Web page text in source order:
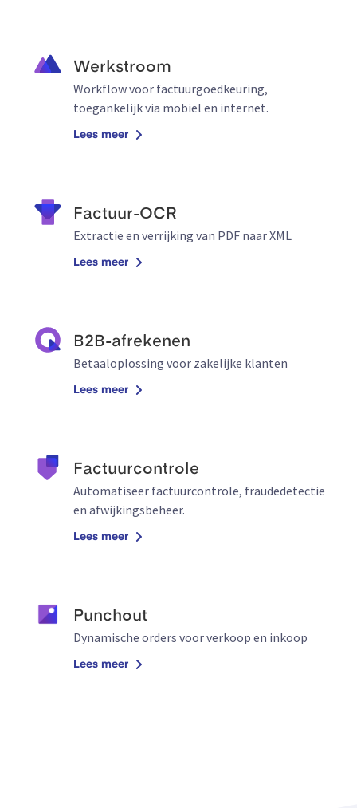
Werkstroom
Workflow voor factuurgoedkeuring,
toegankelijk via mobiel en internet.
Lees meer
Factuur-OCR
Extractie en verrijking van PDF naar XML
Lees meer
B2B-afrekenen
Betaaloplossing voor zakelijke klanten
Lees meer
Factuurcontrole
Automatiseer factuurcontrole, fraudedetectie
en afwijkingsbeheer.
Lees meer
Punchout
Dynamische orders voor verkoop en inkoop
Lees meer